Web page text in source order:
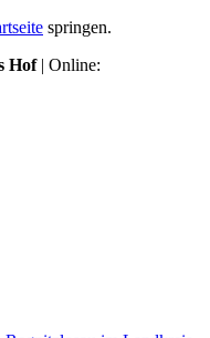
springen.
Hof| Online: